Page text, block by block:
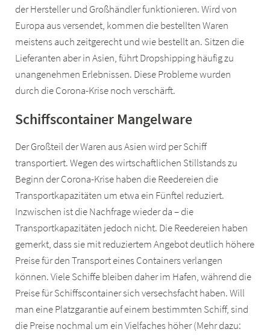
der Hersteller und Großhändler funktionieren. Wird von
Europa aus versendet, kommen die bestellten Waren
meistens auch zeitgerecht und wie bestellt an. Sitzen die
Lieferanten aber in Asien, führt Dropshipping häufig zu
unangenehmen Erlebnissen. Diese Probleme wurden
durch die Corona-Krise noch verschärft.
Schiffscontainer Mangelware
Der Großteil der Waren aus Asien wird per Schiff
transportiert. Wegen des wirtschaftlichen Stillstands zu
Beginn der Corona-Krise haben die Reedereien die
Transportkapazitäten um etwa ein Fünftel reduziert.
Inzwischen ist die Nachfrage wieder da – die
Transportkapazitäten jedoch nicht. Die Reedereien haben
gemerkt, dass sie mit reduziertem Angebot deutlich höhere
Preise für den Transport eines Containers verlangen
können. Viele Schiffe bleiben daher im Hafen, während die
Preise für Schiffscontainer sich versechsfacht haben. Will
man eine Platzgarantie auf einem bestimmten Schiff, sind
die Preise nochmal um ein Vielfaches höher (Mehr dazu: